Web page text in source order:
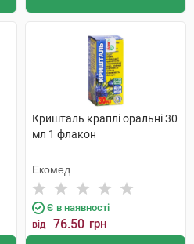
Кришталь краплі оральні 30
мл 1 флакон
Екомед
Є в наявності
від 76.50 грн